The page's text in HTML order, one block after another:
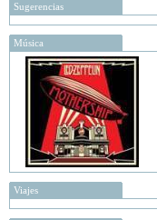
Sugerencias
Música
Viajes